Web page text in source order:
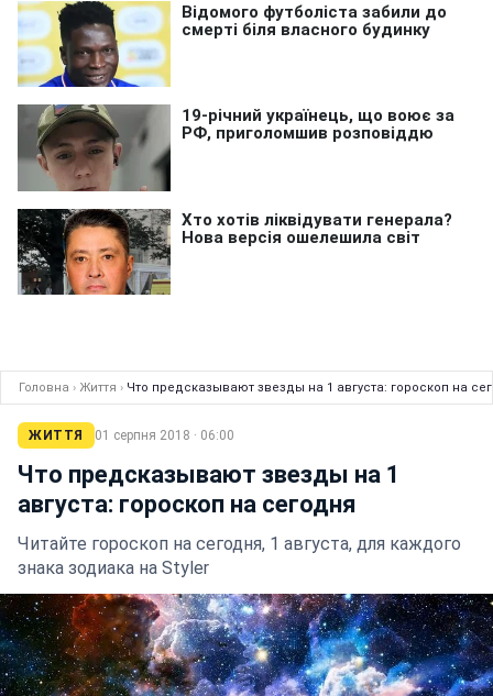
Головна › Життя › Что предсказывают звезды на 1 августа: гороскоп на
ЖИТТЯ 01 серпня 2018 · 06:00
Что предсказывают звезды на 1
августа: гороскоп на сегодня
Читайте гороскоп на сегодня, 1 августа, для каждого
знака зодиака на Styler